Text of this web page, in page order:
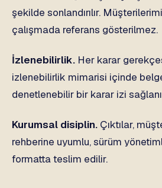
şekilde sonlandırılır.
çalışmada referans gösterilmez.
İzlenebilirlik. Her karar
izlenebilirlik mimarisi içinde
denetlenebilir bir karar izi
Kurumsal disiplin. Çıktılar,
rehberine uyumlu, sürüm
formatta teslim edilir.